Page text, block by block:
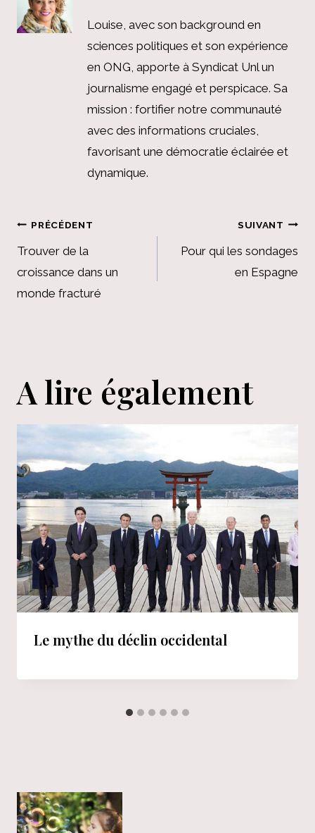
Louise, avec son background en
sciences politiques et son expérience
en ONG, apporte à Syndicat Unl un
journalisme engagé et perspicace. Sa
mission : fortifier notre communauté
avec des informations cruciales,
favorisant une démocratie éclairée et
dynamique.
Navigation
de
l’article
PRÉCÉDENT
Trouver de la
croissance dans un
monde fracturé
SUIVANT
Pour qui les sondages
en Espagne
A lire également
Le mythe du déclin occidental